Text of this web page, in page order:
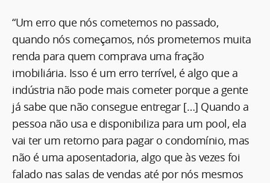
“Um erro que nós cometemos no passado,
quando nós começamos, nós prometemos muita
renda para quem comprava uma fração
imobiliária. Isso é um erro terrível, é algo que a
indústria não pode mais cometer porque a gente
já sabe que não consegue entregar […] Quando a
pessoa não usa e disponibiliza para um pool, ela
vai ter um retorno para pagar o condomínio, mas
não é uma aposentadoria, algo que às vezes foi
falado nas salas de vendas até por nós mesmos